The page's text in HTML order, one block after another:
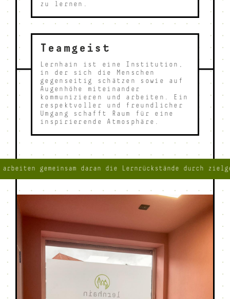
zu lernen.
Teamgeist
Lernhain ist eine Institution,
in der sich die Menschen
gegenseitig schätzen sowie auf
Augenhöhe miteinander
kommunizieren und arbeiten. Ein
respektvoller und freundlicher
Umgang schafft Raum für eine
inspirierende Atmosphäre.
gemeinsam daran die Lernrückstände durch